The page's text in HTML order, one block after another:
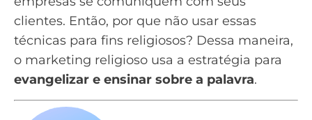
clientes. Então, por que não usar essas
técnicas para fins religiosos? Dessa maneira,
o marketing religioso usa a estratégia para
evangelizar e ensinar sobre a palavra.